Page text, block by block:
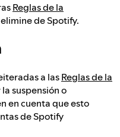
Reglas de la
de Spotify.
a lasReglas de la
suspensión o
en cuenta que esto
de Spotify